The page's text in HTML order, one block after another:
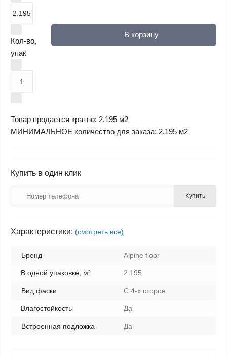
Кол-во,
упак
В корзину
Товар продается кратно: 2.195 м2
МИНИМАЛЬНОЕ количество для заказа: 2.195 м2
Купить в один клик
Купить
Характеристики: (смотреть все)
Бренд Alpine floor
В одной упаковке, м² 2.195
Вид фаски С 4-х сторон
Влагостойкость Да
Встроенная подложка Да